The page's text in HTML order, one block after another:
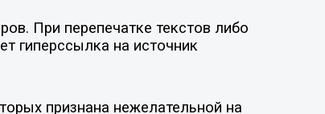
При перепечатке текстов либо
гиперссылка на источник
признана нежелательной на